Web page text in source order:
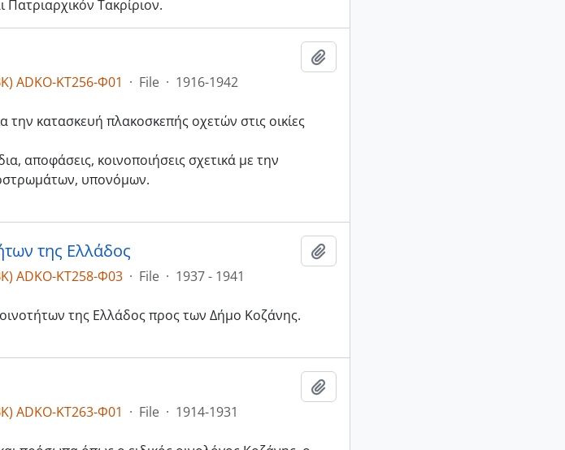
Πατριαρχικόν Τακρίριον.
ADKO-ΚΤ256-Φ01 · File · 1916-1942
την κατασκευή πλακοσκεπής οχετών στις οικίες
αποφάσεις, κοινοποιήσεις σχετικά με την
υπονόμων.
της Ελλάδος
ADKO-ΚΤ258-Φ03 · File · 1937 - 1941
της Ελλάδος προς των Δήμο Κοζάνης.
ADKO-ΚΤ263-Φ01 · File · 1914-1931